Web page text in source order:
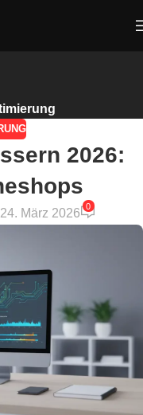
2026:
März 2026
0